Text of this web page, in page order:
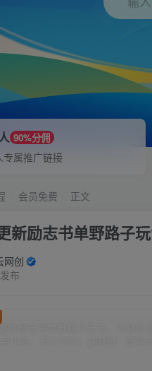
90%分佣
专属推广链接
会员免费 正文
新励志书单野路子
网创
布